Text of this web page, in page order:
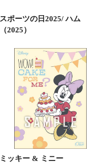
スポーツの日2025/ ハム
（2025）
ミッキー & ミニー